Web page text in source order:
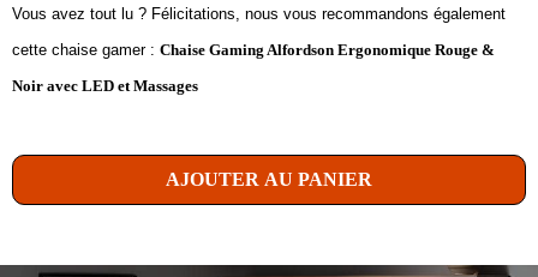
Vous avez tout lu ? Félicitations, nous vous recommandons également
cette chaise gamer : Chaise Gaming Alfordson Ergonomique Rouge &
Noir avec LED et Massages
AJOUTER AU PANIER